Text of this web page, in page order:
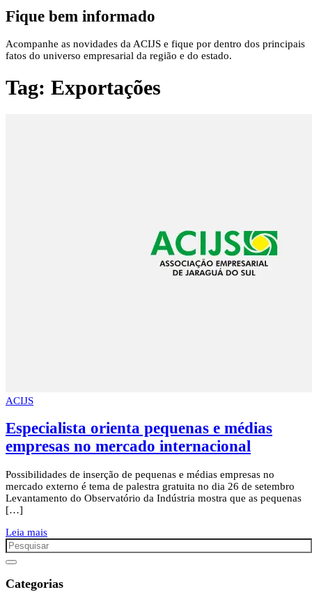
Fique bem informado
Acompanhe as novidades da ACIJS e fique por dentro dos principais
fatos do universo empresarial da região e do estado.
Tag: Exportações
ACIJS
Especialista orienta pequenas e médias
empresas no mercado internacional
Possibilidades de inserção de pequenas e médias empresas no
mercado externo é tema de palestra gratuita no dia 26 de setembro
Levantamento do Observatório da Indústria mostra que as pequenas
[…]
Leia mais
Categorias